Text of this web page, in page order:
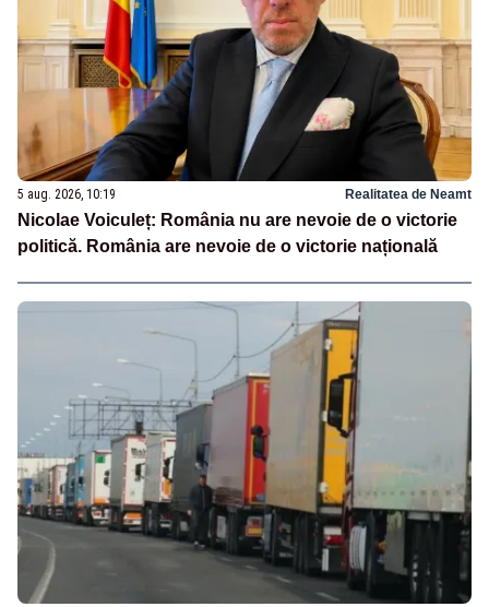
5 aug. 2026, 10:19 Realitatea de Neamt
Nicolae Voiculeț: România nu are nevoie de o victorie
politică. România are nevoie de o victorie națională